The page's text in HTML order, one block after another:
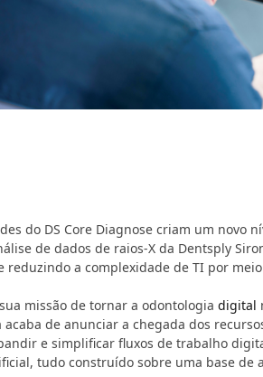
do DS Core Diagnose criam um novo
de dados de raios-X da Dentsply
reduzindo a complexidade de TI por
missão de tornar a odontologia digital
acaba de anunciar a chegada dos
e simplificar fluxos de trabalho
tudo construído sobre uma base de